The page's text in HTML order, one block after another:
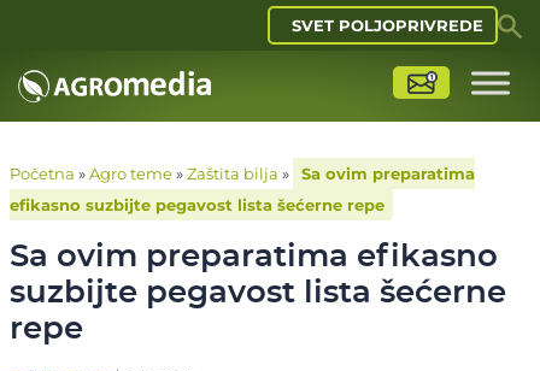
SVET POLJOPRIVREDE
Početna »Agro teme»Zaštita bilja »
Sa ovim preparatima
efikasno suzbijte pegavost lista šećerne repe
Sa ovim preparatima efikasno
suzbijte pegavost lista šećerne
repe